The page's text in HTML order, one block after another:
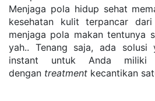
Menjaga pola hidup sehat
kesehatan kulit terpancar
menjaga pola makan tentunya
yah.. Tenang saja, ada solusi
instant untuk Anda
dengan treatment kecantikan